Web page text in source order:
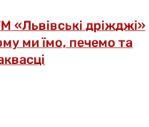
«Львівські дріжджі»
ми їмо, печемо та